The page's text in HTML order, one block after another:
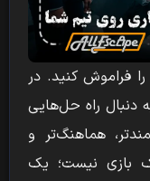
فراموش کنید. در
دنبال راه حل‌هایی
هماهنگ‌تر و
بازی نیست؛ یک